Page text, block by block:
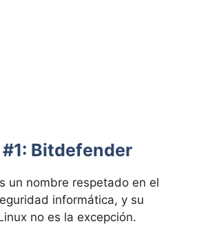
Bitdefender
un nombre respetado en el
informática, y su
no es la excepción.